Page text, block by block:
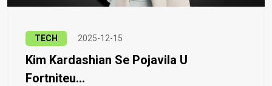
TECH 2025-12-15
Kim Kardashian Se Pojavila U
Fortniteu...